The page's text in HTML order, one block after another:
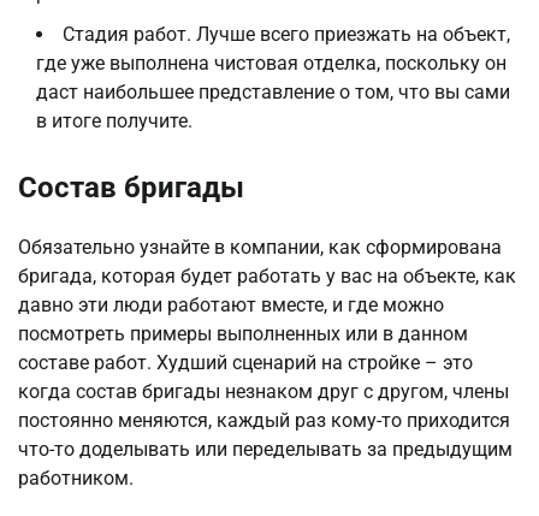
Стадия работ. Лучше всего приезжать на объект,
где уже выполнена чистовая отделка, поскольку он
даст наибольшее представление о том, что вы сами
в итоге получите.
Состав бригады
Обязательно узнайте в компании, как сформирована
бригада, которая будет работать у вас на объекте, как
давно эти люди работают вместе, и где можно
посмотреть примеры выполненных или в данном
составе работ. Худший сценарий на стройке – это
когда состав бригады незнаком друг с другом, члены
постоянно меняются, каждый раз кому-то приходится
что-то доделывать или переделывать за предыдущим
работником.